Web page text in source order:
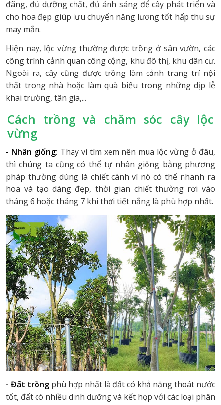
đãng, đủ dưỡng chất, đủ ánh sáng để cây phát triển và
cho hoa đẹp giúp lưu chuyển năng lượng tốt hấp thu sự
may mắn.
Hiện nay, lộc vừng thường được trồng ở sân vườn, các
công trình cảnh quan công cộng, khu đô thị, khu dân cư.
Ngoài ra, cây cũng được trồng làm cảnh trang trí nội
thất trong nhà hoặc làm quà biếu trong những dịp lễ
khai trường, tân gia,...
Cách trồng và chăm sóc cây lộc
vừng
- Nhân giống: Thay vì tìm xem nên mua lộc vừng ở đâu,
thì chúng ta cũng có thể tự nhân giống bằng phương
pháp thường dùng là chiết cành vì nó có thể nhanh ra
hoa và tạo dáng đẹp, thời gian chiết thường rơi vào
tháng 6 hoặc tháng 7 khi thời tiết nắng là phù hợp nhất.
- Đất trồng phù hợp nhất là đất có khả năng thoát nước
tốt, đất có nhiều dinh dưỡng và kết hợp với các loại phân